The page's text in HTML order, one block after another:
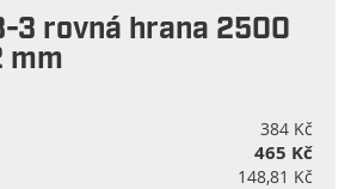
3 rovná hrana 2500
mm
384 Kč
465 Kč
148,81 Kč